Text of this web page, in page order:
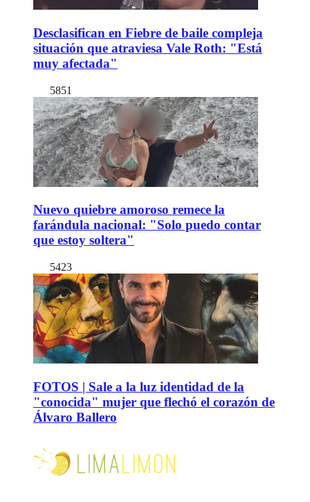
Desclasifican en Fiebre de baile compleja
situación que atraviesa Vale Roth: "Está
muy afectada"
5851
Nuevo quiebre amoroso remece la
farándula nacional: "Solo puedo contar
que estoy soltera"
5423
FOTOS | Sale a la luz identidad de la
"conocida" mujer que flechó el corazón de
Álvaro Ballero